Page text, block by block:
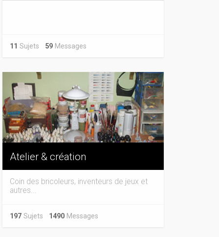
11 Sujets 59 Messages
Atelier & création
Coin des bricoleurs, inventeurs de jeux et
autres...
197 Sujets 1490 Messages